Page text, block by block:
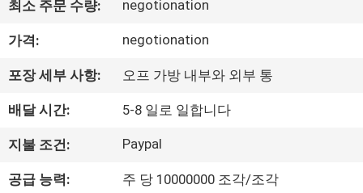
하
여
공
장
최소 주문 수량: negotionation
가격: negotionation
포장 세부 사항: 오프 가방 내부와 외부 통
배달 시간: 5-8 일로 일합니다
지불 조건: Paypal
공급 능력: 주 당 10000000 조각/조각